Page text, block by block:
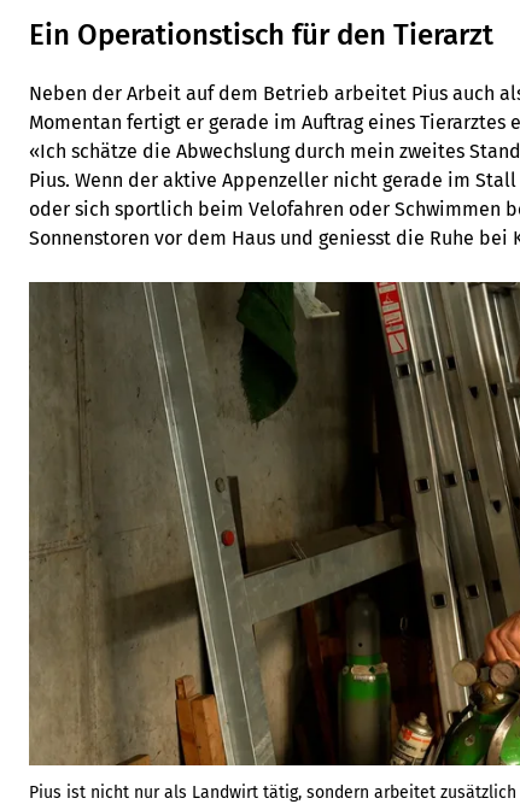
Ein Operationstisch für den Tierarzt
Neben der Arbeit auf dem Betrieb arbeitet Pius auch
Momentan fertigt er gerade im Auftrag eines Tierarztes
«Ich schätze die Abwechslung durch mein zweites
Pius. Wenn der aktive Appenzeller nicht gerade im
oder sich sportlich beim Velofahren oder Schwimmen
Sonnenstoren vor dem Haus und geniesst die Ruhe bei
Pius ist nicht nur als Landwirt tätig, sondern arbeitet